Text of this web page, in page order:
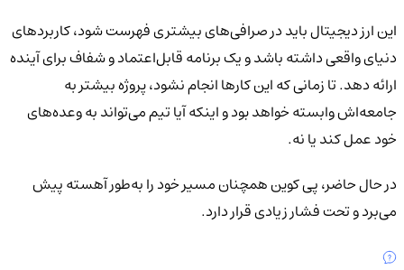
این ارز دیجیتال باید در صرافی‌های بیشتری فهرست شود، کاربردهای
دنیای واقعی داشته باشد و یک برنامه قابل‌اعتماد و شفاف برای آینده
ارائه دهد. تا زمانی که این کارها انجام نشود، پروژه بیشتر به
جامعه‌اش وابسته خواهد بود و اینکه آیا تیم می‌تواند به وعده‌های
خود عمل کند یا نه.
در حال حاضر، پی کوین همچنان مسیر خود را به‌طور آهسته پیش
می‌برد و تحت فشار زیادی قرار دارد.